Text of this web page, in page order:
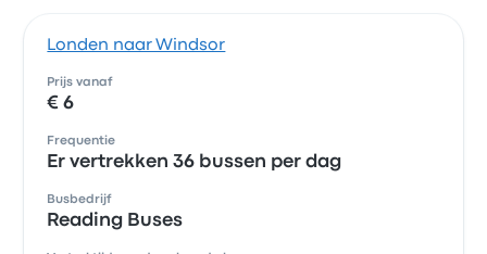
Londen naar Windsor
Prijs vanaf
€ 6
Frequentie
Er vertrekken 36 bussen per dag
Busbedrijf
Reading Buses